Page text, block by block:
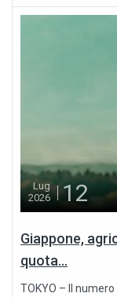
Lug
2026
12
Giappone,
quota...
TOKYO – Il